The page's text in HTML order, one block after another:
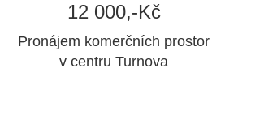
12 000,-Kč
Pronájem komerčních prostor
v centru Turnova